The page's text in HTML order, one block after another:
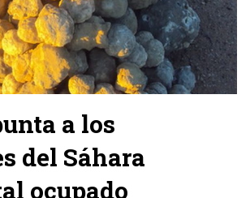
a los
del Sáhara
ocupado